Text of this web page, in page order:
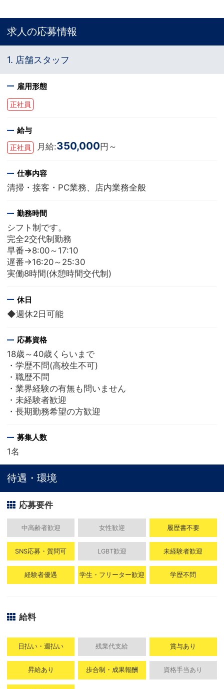
求人の応募情報
1. 店舗スタッフ
雇用形態
正社員
給与
正社員 月給:350,000 円～
仕事内容
清掃・接客・PC業務、店内業務全般
勤務時間
シフト制です。
完全2交代制勤務
早番→8:00～17:10
遅番→16:20～25:30
実働8時間(休憩時間交代制)
休日
◆週休2日可能
応募資格
18歳～40歳くらいまで
・学歴不問(高校生不可)
・職歴不問
・業界経験の有無も問いません
・未経験者歓迎
・長期勤務希望の方歓迎
募集人数
1名
待遇・環境
応募要件
中高齢者歓迎 女性歓迎 履歴書不要
SNS応募・質問可 LGBT歓迎 未経験者歓迎
経験者優遇 学生・フリーター歓迎 学歴不問
給料
日払い・週払い 残業代支給 賞与あり
昇給あり 歩合制・成果報酬 資格手当あり